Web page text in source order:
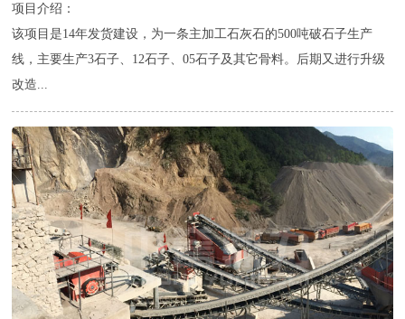
项目介绍：
该项目是14年发货建设，为一条主加工石灰石的500吨破石子生产
线，主要生产3石子、12石子、05石子及其它骨料。后期又进行升级
改造...